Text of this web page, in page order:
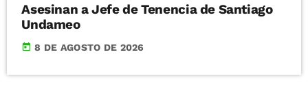
Asesinan a Jefe de Tenencia de Santiago
Undameo
today 8 DE AGOSTO DE 2026